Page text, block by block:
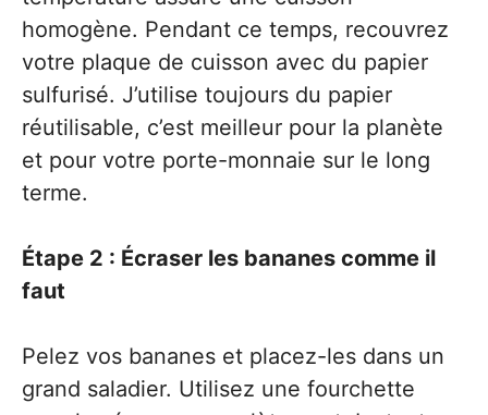
homogène. Pendant ce temps, recouvrez
votre plaque de cuisson avec du papier
sulfurisé. J’utilise toujours du papier
réutilisable, c’est meilleur pour la planète
et pour votre porte-monnaie sur le long
terme.
Étape 2 : Écraser les bananes comme il
faut
Pelez vos bananes et placez-les dans un
grand saladier. Utilisez une fourchette